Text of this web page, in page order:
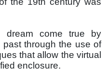
dream come true by
through the use of
that allow the virtual
enclosure.